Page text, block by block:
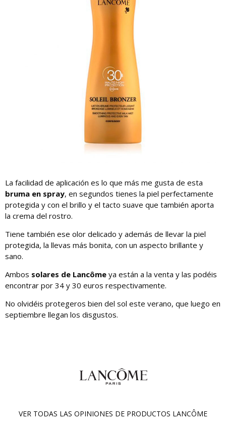
La facilidad de aplicación es lo que más me gusta de esta
bruma en spray, en segundos tienes la piel perfectamente
protegida y con el brillo y el tacto suave que también aporta
la crema del rostro.
Tiene también ese olor delicado y además de llevar la piel
protegida, la llevas más bonita, con un aspecto brillante y
sano.
Ambos solares de Lancôme ya están a la venta y las podéis
encontrar por 34 y 30 euros respectivamente.
No olvidéis protegeros bien del sol este verano, que luego en
septiembre llegan los disgustos.
VER TODAS LAS OPINIONES DE PRODUCTOS LANCÔME